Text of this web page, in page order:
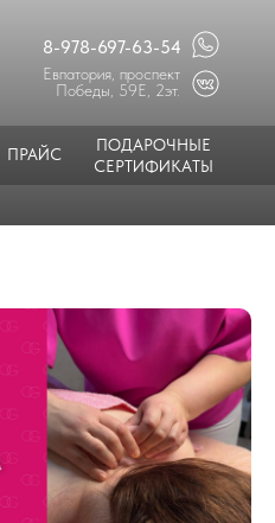
ПРАЙС
ПОДАРОЧНЫЕ
СЕРТИФИКАТЫ
8-978-697-63-54
Евпатория, проспект
Победы, 59Е, 2эт.